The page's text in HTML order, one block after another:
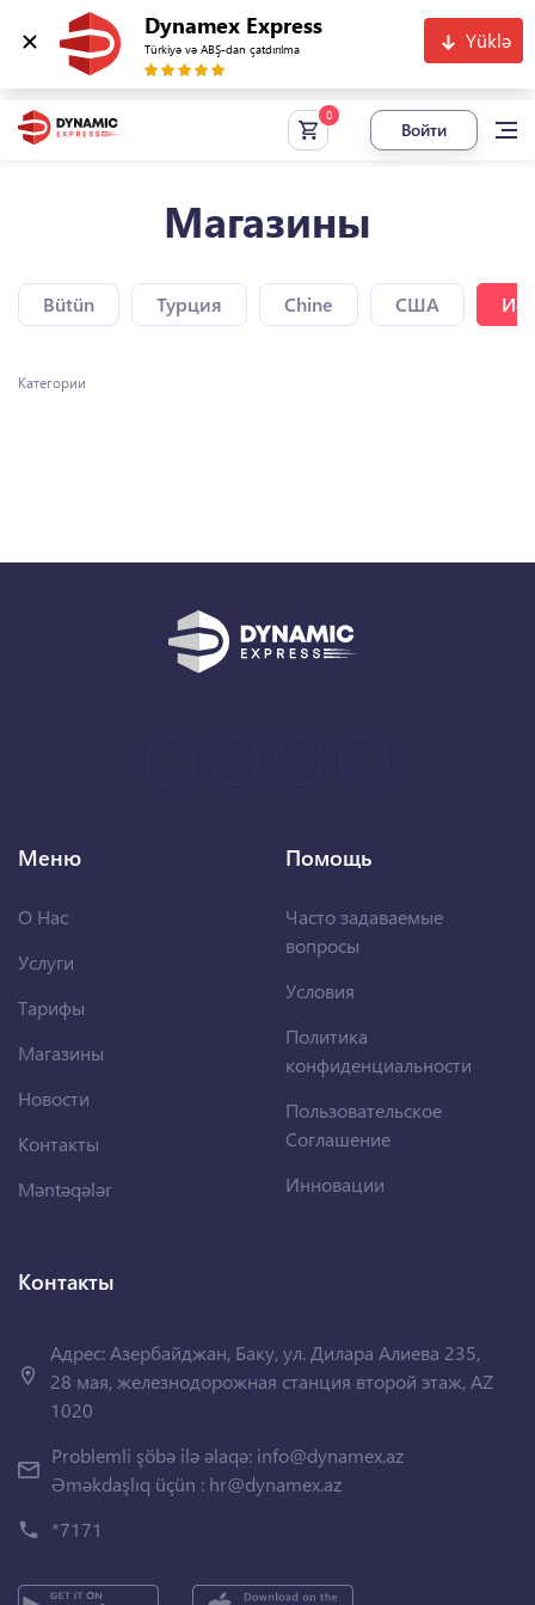
Dynamex Express
Türkiyə və ABŞ-dan çatdırılma Yüklə
Войти
Магазины
Bütün Турция Chine США
Категории
Меню
О Нас
Услуги
Тарифы
Магазины
Новости
Контакты
Məntəqələr
Помощь
Часто задаваемые
вопросы
Условия
Политика
конфиденциальности
Пользовательское
Соглашение
Инновации
Контакты
Адрес: Азербайджан, Баку, ул. Дилара Алиева 235,
28 мая, железнодорожная станция второй этаж, AZ
1020
Problemli şöbə ilə əlaqə: info@dynamex.az
Əməkdaşlıq üçün : hr@dynamex.az
*7171